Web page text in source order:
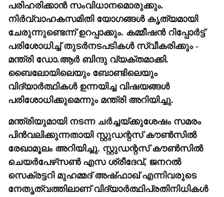
പരിഹരിക്കാൻ സംവിധാനമൊരുക്കും.
നിർവ്വാഹകസമിതി യോഗങ്ങൾ കൃത്യമായി
ചേരുന്നുണ്ടെന്ന് ഉറപ്പാക്കും. കമ്മീഷൻ റിപ്പോർട്ട്
പരിശോധിച്ച് തുടർനടപടികൾ സ്വീകരിക്കും -
മന്ത്രി ഡോ.ആർ ബിന്ദു വ്യക്തമാക്കി.
ബൈലോയിലെയും ബോണ്ടിലെയും
വിദ്യാർത്ഥികൾ ഉന്നയിച്ച വിഷയങ്ങൾ
പരിശോധിക്കുമെന്നും മന്ത്രി അറിയിച്ചു.
മന്ത്രിയുമായി നടന്ന ചർച്ചയ്ക്കുശേഷം സമരം
പിൻവലിക്കുന്നതായി സ്റ്റുഡന്റസ് കൗൺസിൽ
രേഖാമൂലം അറിയിച്ചു. സ്റ്റുഡന്റസ് കൗൺസിൽ
ചെയർപേഴ്‌സൺ എസ ശ്രീദേവ്, ജനറൽ
സെക്രട്ടറി മുഹമ്മദ് അഷ്‌ഫാഖ്‌ എന്നിവരുടെ
നേതൃത്വത്തിലാണ് വിദ്യാർത്ഥിപ്രതിനിധികൾ